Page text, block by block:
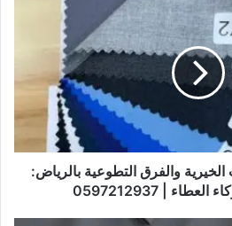
الخيرية والفرق التطوعية بالرياض:
| 0597212937